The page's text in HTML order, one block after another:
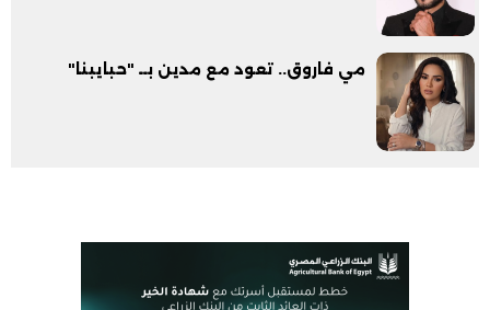
مي فاروق.. تعود مع مدين بــ "حبايبنا"